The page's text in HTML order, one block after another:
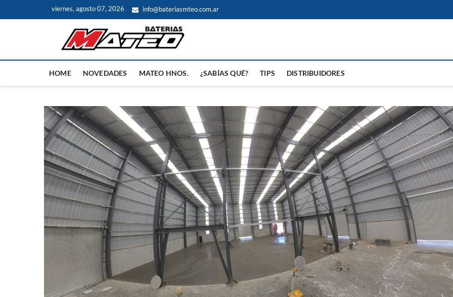
viernes, agosto 07, 2026 info@bateriasmteo.com.ar
HOME NOVEDADES MATEO HNOS. ¿SABÍAS QUÉ? TIPS DISTRIBUIDORES